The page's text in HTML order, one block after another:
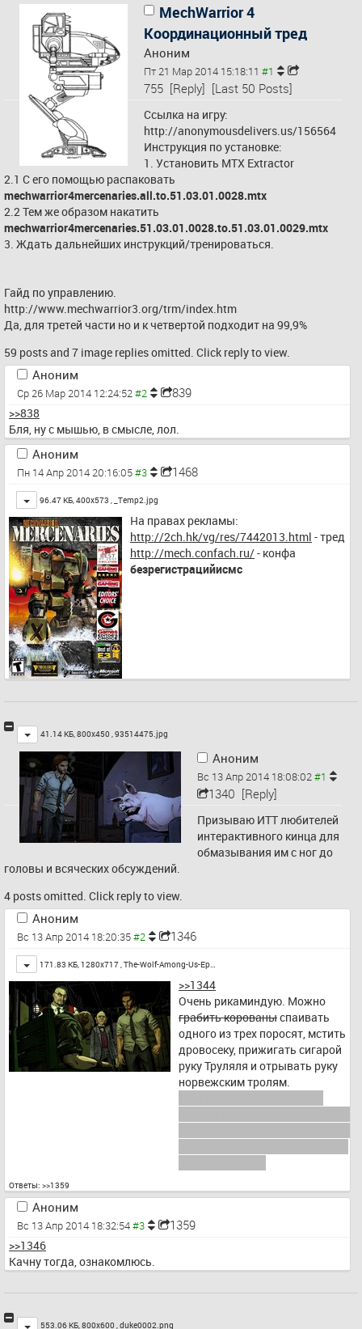
MechWarrior 4
Координационный тред
Аноним
Пт 21 Мар 2014 15:18:11
755 [Reply] [Last 50 Posts]
http://anonymousdelivers.us/156564
Инструкция по установке:
1. Установить MTX Extractor
mechwarrior4mercenaries.all.to.51.03.01.0028.mtx
mechwarrior4mercenaries.51.03.01.0028.to.51.03.01.0029.mtx
3. Ждать дальнейших инструкций/тренироваться.
Гайд по управлению.
http://www.mechwarrior3.org/trm/index.htm
Да, для третей части но и к четвертой подходит на 99,9%
59 posts and 7 image replies omitted. Click reply to view.
Аноним
Ср 26 Мар 2014 12:24:52 839
>>838
Бля, ну с мышью, в смысле, лол.
Аноним
Пн 14 Апр 2014 20:16:05 1468
Toggle
96.47 КБ, 400x573 , _Temp2.jpg
На правах рекламы:
http://2ch.hk/vg/res/7442013.html - тред
http://mech.confach.ru/
безрегистрацийисмс
Toggle
41.14 КБ, 800x450 ,93514475.jpg
Аноним
Вс 13 Апр 2014 18:08:02
1340 [Reply]
Призываю ИТТ любителей
интерактивного кинца для
обмазывания им с ног до
головы и всяческих обсуждений.
4 posts omitted. Click reply to view.
Аноним
Вс 13 Апр 2014 18:20:35 1346
Toggle
171.83 КБ, 1280x717 ,The-Wolf-Among-Us-Ep…
>>1344
грабить корованы спаивать
одного из трех поросят, мстить
дровосеку, прижигать сигарой
руку Труляля и отрывать руку
норвежским тролям.
Ответы: >>1359
Аноним
Вс 13 Апр 2014 18:32:54 1359
>>1346
Качну тогда, ознакомлюсь.
Toggle
553.06 КБ, 800x600 ,duke0002.png